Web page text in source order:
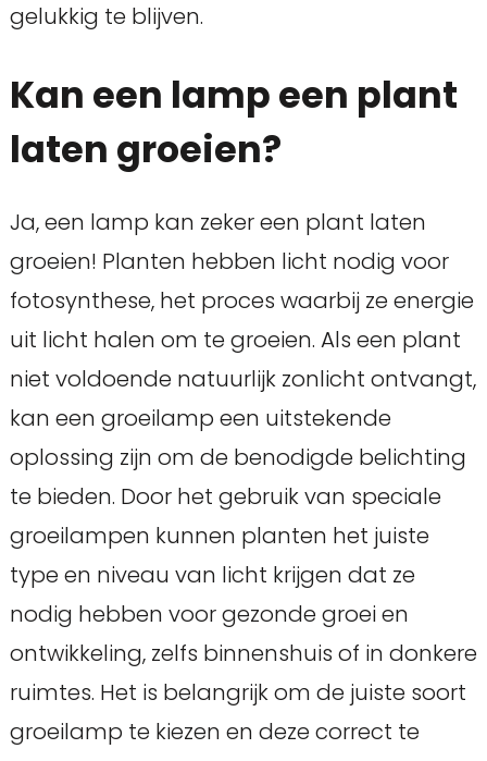
gelukkig te blijven.
Kan een lamp een plant
laten groeien?
Ja, een lamp kan zeker een plant laten
groeien! Planten hebben licht nodig voor
fotosynthese, het proces waarbij ze energie
uit licht halen om te groeien. Als een plant
niet voldoende natuurlijk zonlicht ontvangt,
kan een groeilamp een uitstekende
oplossing zijn om de benodigde belichting
te bieden. Door het gebruik van speciale
groeilampen kunnen planten het juiste
type en niveau van licht krijgen dat ze
nodig hebben voor gezonde groei en
ontwikkeling, zelfs binnenshuis of in donkere
ruimtes. Het is belangrijk om de juiste soort
groeilamp te kiezen en deze correct te